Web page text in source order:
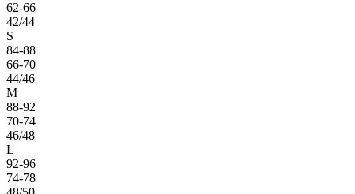
62-66
42/44
S
84-88
66-70
44/46
M
88-92
70-74
46/48
L
92-96
74-78